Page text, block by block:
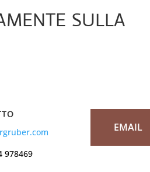
sulla
978469
EMAIL